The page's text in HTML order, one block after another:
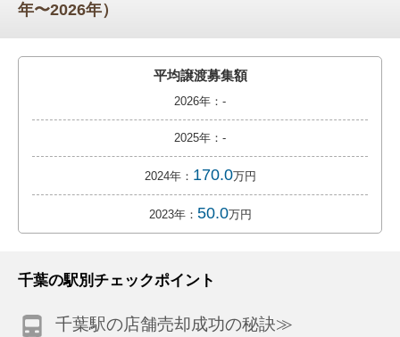
年〜2026年）
平均譲渡募集額
2026年：-
2025年：-
2024年： 170.0万円
2023年： 50.0万円
千葉の駅別チェックポイント
千葉駅の店舗売却成功の秘訣≫